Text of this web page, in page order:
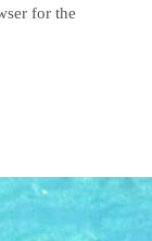
for the